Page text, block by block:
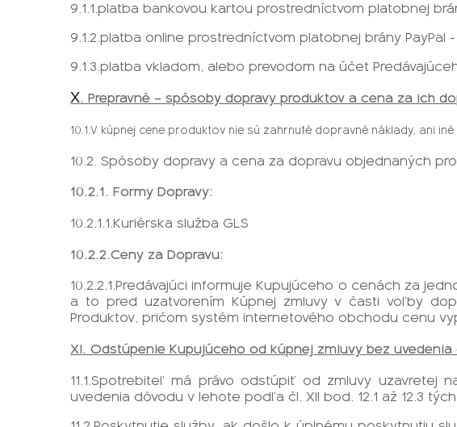
9.1.1.platba bankovou kartou prostredníctvom platobnej
9.1.2.platba online prostredníctvom platobnej brány PayPal
9.1.3.platba vkladom, alebo prevodom na účet
X. Prepravné – spôsoby dopravy produktov a cena za ich
10.1.V kúpnej cene produktov nie sú zahrnuté dopravné náklady, ani
10.2. Spôsoby dopravy a cena za dopravu objednaných
10.2.1. Formy Dopravy:
10.2.1.1.Kuriérska služba GLS
10.2.2.Ceny za Dopravu:
10.2.2.1.Predávajúci informuje Kupujúceho o cenách za
a to pred uzatvorením Kúpnej zmluvy v časti voľby
Produktov, pričom systém internetového obchodu cenu
XI. Odstúpenie Kupujúceho od kúpnej zmluvy bez uvedenia
11.1.Spotrebiteľ má právo odstúpiť od zmluvy
uvedenia dôvodu v lehote podľa čl. XII bod. 12.1 až 12.3